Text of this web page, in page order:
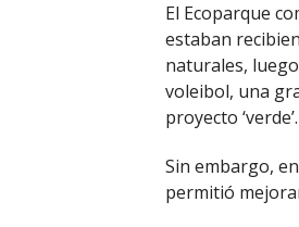
El Ecoparque
estaban
naturales,
voleibol, una
proyecto ‘verde’.
Sin embargo,
permitió